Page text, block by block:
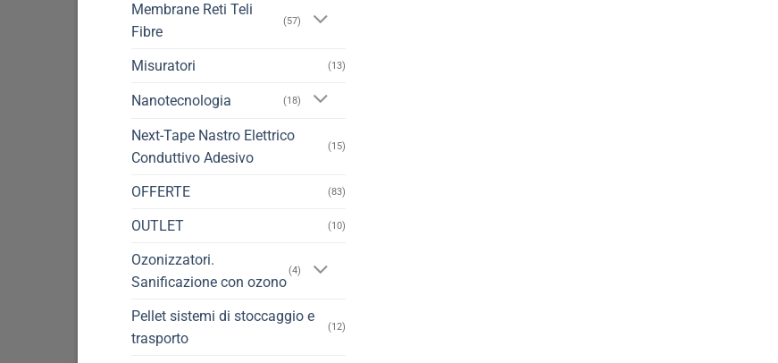
Membrane Reti Teli
Fibre
(57)
Misuratori (13)
Nanotecnologia (18)
Next-Tape Nastro Elettrico
Conduttivo Adesivo
(15)
OFFERTE (83)
OUTLET (10)
Ozonizzatori.
Sanificazione con ozono
(4)
Pellet sistemi di stoccaggio e
trasporto
(12)